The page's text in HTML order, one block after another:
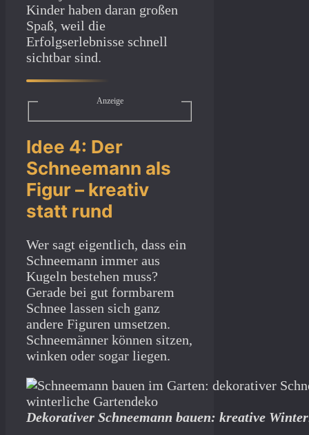
Kinder haben daran großen
Spaß, weil die
Erfolgserlebnisse schnell
sichtbar sind.
Anzeige
Idee 4: Der
Schneemann als
Figur – kreativ
statt rund
Wer sagt eigentlich, dass ein
Schneemann immer aus
Kugeln bestehen muss?
Gerade bei gut formbarem
Schnee lassen sich ganz
andere Figuren umsetzen.
Schneemänner können sitzen,
winken oder sogar liegen.
Dekorativer Schneemann bauen: kreative